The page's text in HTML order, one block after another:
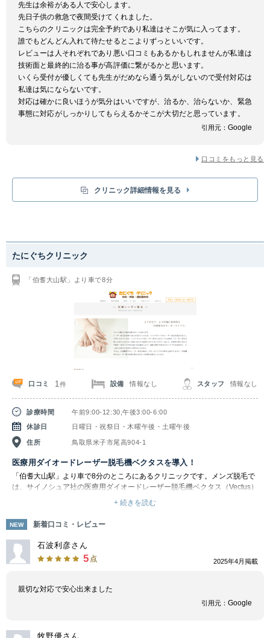
先生は余裕がある人で安心します。
先日子供の救急で夜間受けてくれました。
こちらのクリニックは完全予約であり私達はそこが気に入ってます。
誰でもどんどん入れて待たせるとこよりずっといいです。
レビューは人それぞれであり悪い口コミもあるかもしれませんが私達は
技術面と最終的に治る事が高評価に繋がるかと思います。
いくら受付が優しくても先生がだめなら通う気がしないので受付対応は
私達は気にならないです。
対応は確かに良いほうが気分はいいですが、治るか、治らないか、緊急
事態に対応がしっかりしてもらえるかそこが大切だと思っています。
引用元： Google
口コミをもっと見る
クリニック詳細情報を見る
たにぐちクリニック
「伯耆大山駅」より車で8分
口コミ 1 件 設備 情報なし スタッフ 情報なし
診療時間
午前9:00-12:30,午後3:00-6:00
休診日
日曜日・祝祭日・木曜午後・土曜午後
住所 鳥取県米子市尾高904-1
医療用ダイオードレーザー脱毛機ベクタスを導入！
「伯耆大山駅」より車で8分のところにあるクリニックです。メンズ脱毛で
は、サイノシュア社の医療用ダイオードレーザー脱毛機ベクタス（Vectus）
を導入しています。２つのオプティック（照射ヘッド）があり、施術部位に
よってSmallタイプ（12mm×12mm）とLargeタイプ（32mm×23mm）の使
い分けが可能です。Largeタイプは業界最大級の大きなスポットに照射でき
る点が一番の特徴で、身体の中でも背中や大腿といった範囲の広い部位も短
時間で脱毛することが可能です。
ベクタスは照射面に均一にエネルギーを伝達することができるため、スピー
にベクタスには独自の冷却システムがあるため、照射後の痛みを軽減するこ
とができます。一般的に照射前にジェルを塗布するマシンが多いですが、ベ
クタスは専用の冷却システム（コンタクトクーリング）があるためジェルを
毛が初めての方にもおすすめとなっています。
+ 続きを読む
NEW 新着口コミ・レビュー
石波利彦さん
5 点 2025年4月掲載
親切な対応で安心出来ました
引用元： Google
牧野優さん